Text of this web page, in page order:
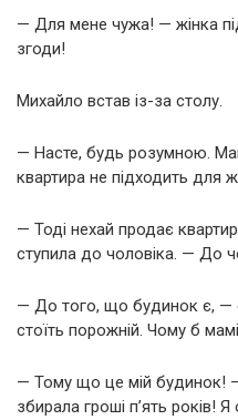
— Для мене чужа! — жінка
згоди!
Михайло встав із-за столу.
— Насте, будь розумною.
квартира не підходить для
— Тоді нехай продає
ступила до чоловіка. — До
— До того, що будинок є, —
стоїть порожній. Чому б
— Тому що це мій будинок!
збирала гроші п’ять років!